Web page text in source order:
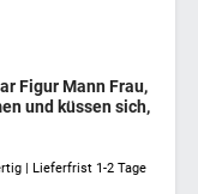
Figur Mann Frau,
und küssen sich,
Liebe
| Lieferfrist 1-2 Tage